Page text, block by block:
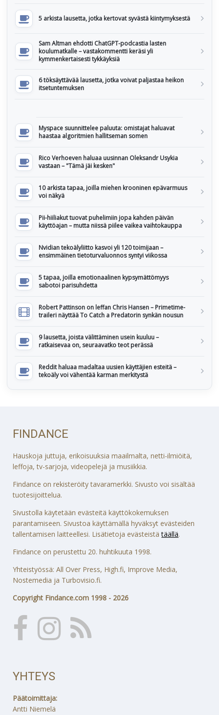
5 arkista lausetta, jotka kertovat syvästä kiintymyksestä
Sam Altman ehdotti ChatGPT-podcastia lasten
koulumatkalle – vastakommentti keräsi yli
kymmenkertaisesti tykkäyksiä
6 töksäyttävää lausetta, jotka voivat paljastaa heikon
itsetuntemuksen
Myspace suunnittelee paluuta: omistajat haluavat
haastaa algoritmien hallitseman somen
Rico Verhoeven haluaa uusinnan Oleksandr Usykia
vastaan – "Tämä jäi kesken"
10 arkista tapaa, joilla miehen krooninen epävarmuus
voi näkyä
Pii-hiiliakut tuovat puhelimiin jopa kahden päivän
käyttöajan – mutta niissä piilee vaikea vaihtokauppa
Nvidian tekoälyliitto kasvoi yli 120 toimijaan –
ensimmäinen tietoturvaluonnos syntyi viikossa
5 tapaa, joilla emotionaalinen kypsymättömyys
sabotoi parisuhdetta
Robert Pattinson on leffan Chris Hansen – Primetime-
traileri näyttää To Catch a Predatorin synkän nousun
9 lausetta, joista välittäminen usein kuuluu –
ratkaisevaa on, seuraavatko teot perässä
Reddit haluaa madaltaa uusien käyttäjien esteitä –
tekoäly voi vähentää karman merkitystä
FINDANCE
Hauskoja juttuja, erikoisuuksia maailmalta, netti-ilmiöitä,
leffoja, tv-sarjoja, videopelejä ja musiikkia.
Findance on rekisteröity tavaramerkki. Sivusto voi sisältää
tuotesijoittelua.
Sivustolla käytetään evästeitä käyttökokemuksen
parantamiseen. Sivustoa käyttämällä hyväksyt evästeiden
tallentamisen laitteellesi. Lisätietoja evästeistätäällä.
Findance on perustettu 20. huhtikuuta 1998.
Yhteistyössä: All Over Press, High.fi, Improve Media,
Nostemedia ja Turbovisio.fi.
Copyright Findance.com 1998 - 2026
YHTEYS
Päätoimittaja:
Antti Niemelä